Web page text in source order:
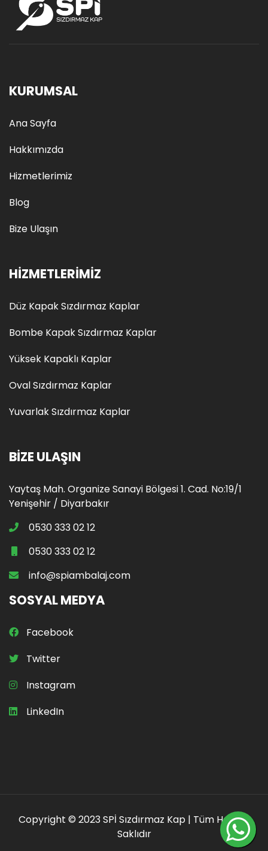
KURUMSAL
Ana Sayfa
Hakkımızda
Hizmetlerimiz
Blog
Bize Ulaşın
HIZMETLERIMIZ
Düz Kapak Sızdırmaz Kaplar
Bombe Kapak Sızdırmaz Kaplar
Yüksek Kapaklı Kaplar
Oval Sızdırmaz Kaplar
Yuvarlak Sızdırmaz Kaplar
BIZE ULAŞIN
Yaytaş Mah. Organize Sanayi Bölgesi 1. Cad. No:19/1
Yenişehir / Diyarbakır
0530 333 02 12
0530 333 02 12
info@spiambalaj.com
SOSYAL MEDYA
Facebook
Twitter
Instagram
LinkedIn
Copyright © 2023 SPİ Sızdırmaz Kap | Tüm Hakları
Saklıdır